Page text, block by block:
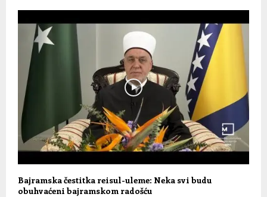
Bajramska čestitka reisul-uleme: Neka svi budu
obuhvaćeni bajramskom radošću